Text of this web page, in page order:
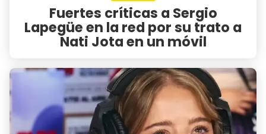
Fuertes críticas a Sergio
Lapegüe en la red por su trato a
Nati Jota en un móvil